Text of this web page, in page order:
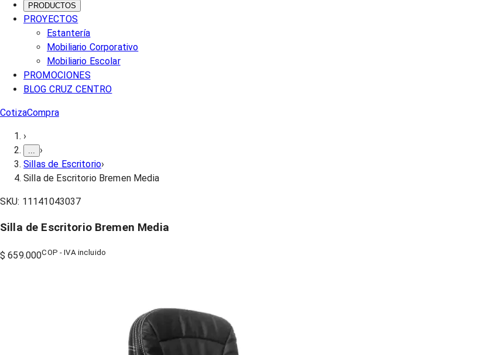
PRODUCTOS
PROYECTOS
Estantería
Mobiliario Corporativo
Mobiliario Escolar
PROMOCIONES
BLOG CRUZ CENTRO
CotizaCompra
›
›
Sillas de Escritorio›
Silla de Escritorio Bremen Media
SKU: 11141043037
Silla de Escritorio Bremen Media
$ 659.000COP - IVA incluido